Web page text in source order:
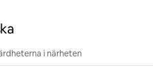
i närheten